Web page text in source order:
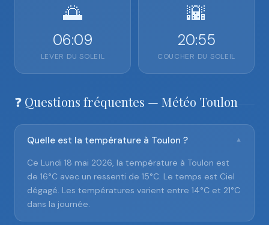
🌅
06:09
LEVER DU SOLEIL
🌇
20:55
COUCHER DU SOLEIL
❓ Questions fréquentes — Météo Toulon
Quelle est la température à Toulon ? ▼
Ce Lundi 18 mai 2026, la température à Toulon est
de 16°C avec un ressenti de 15°C. Le temps est Ciel
dégagé. Les températures varient entre 14°C et 21°C
dans la journée.